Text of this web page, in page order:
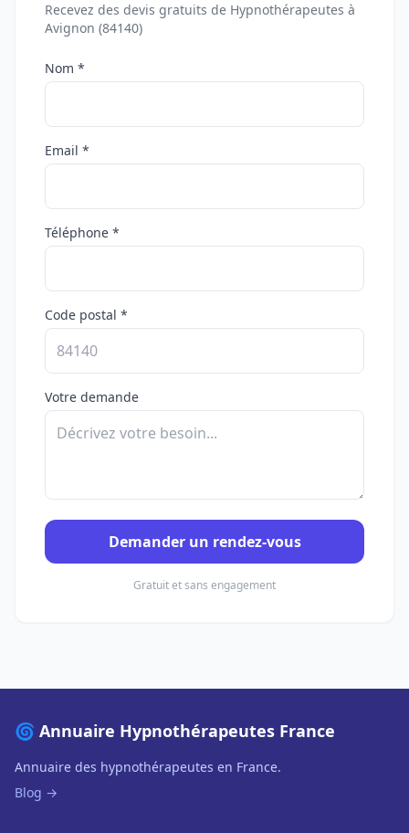
Recevez des devis gratuits de Hypnothérapeutes à
Avignon (84140)
Nom *
Email *
Téléphone *
Code postal *
Votre demande
Demander un rendez-vous
Gratuit et sans engagement
🌀 Annuaire Hypnothérapeutes France
Annuaire des hypnothérapeutes en France.
Blog →